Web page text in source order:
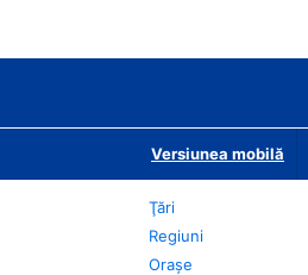
Versiunea mobilă
Ţări
Regiuni
Oraşe